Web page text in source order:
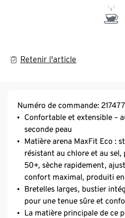
Retenir l'article
Numéro de commande: 217477
Confortable et extensible –
seconde peau
Matière arena MaxFit Eco :
résistant au chlore et au
50+, sèche rapidement,
confort maximal, produiti
Bretelles larges, bustier
pour une tenue sûre et
La matière principale de ce